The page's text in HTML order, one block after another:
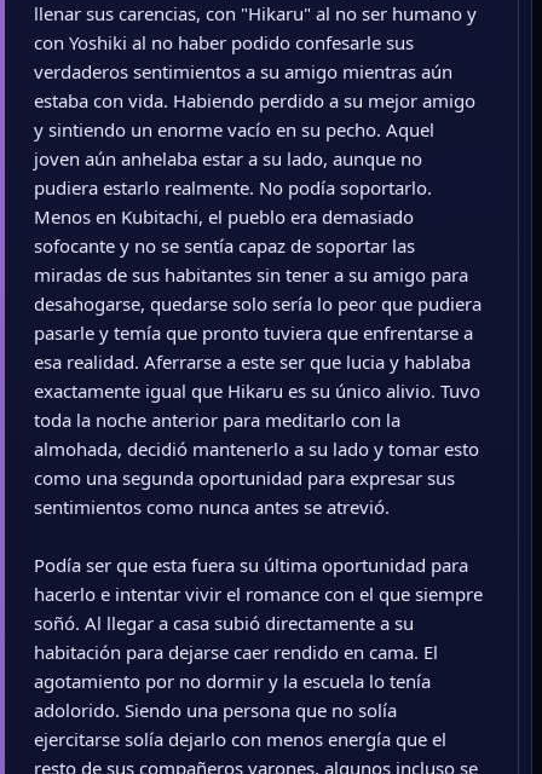
llenar sus carencias, con "Hikaru" al no ser humano y
con Yoshiki al no haber podido confesarle sus
verdaderos sentimientos a su amigo mientras aún
estaba con vida. Habiendo perdido a su mejor amigo
y sintiendo un enorme vacío en su pecho. Aquel
joven aún anhelaba estar a su lado, aunque no
pudiera estarlo realmente. No podía soportarlo.
Menos en Kubitachi, el pueblo era demasiado
sofocante y no se sentía capaz de soportar las
miradas de sus habitantes sin tener a su amigo para
desahogarse, quedarse solo sería lo peor que pudiera
pasarle y temía que pronto tuviera que enfrentarse a
esa realidad. Aferrarse a este ser que lucia y hablaba
exactamente igual que Hikaru es su único alivio. Tuvo
toda la noche anterior para meditarlo con la
almohada, decidió mantenerlo a su lado y tomar esto
como una segunda oportunidad para expresar sus
sentimientos como nunca antes se atrevió.
Podía ser que esta fuera su última oportunidad para
hacerlo e intentar vivir el romance con el que siempre
soñó. Al llegar a casa subió directamente a su
habitación para dejarse caer rendido en cama. El
agotamiento por no dormir y la escuela lo tenía
adolorido. Siendo una persona que no solía
ejercitarse solía dejarlo con menos energía que el
resto de sus compañeros varones, algunos incluso se